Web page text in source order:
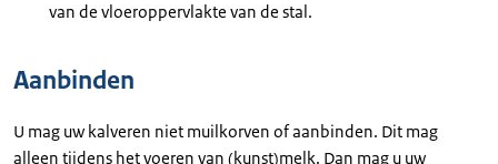
van de vloeroppervlakte van de stal.
Aanbinden
U mag uw kalveren niet muilkorven of aanbinden. Dit mag
alleen tijdens het voeren van (kunst)melk. Dan mag u uw